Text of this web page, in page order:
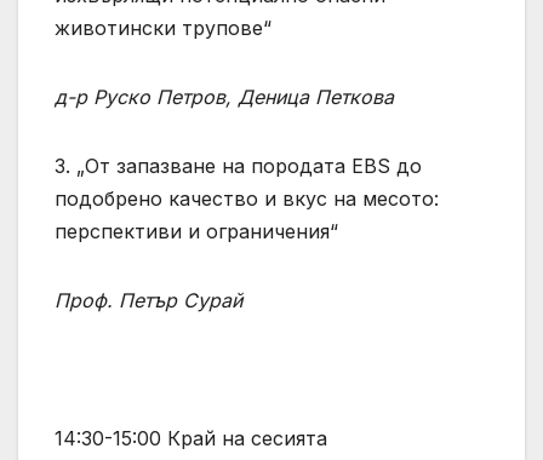
животински трупове“
д-р Руско Петров, Деница Петкова
3. „От запазване на породата EBS до
подобрено качество и вкус на месото:
перспективи и ограничения“
Проф. Петър Сурай
14:30-15:00 Край на сесията